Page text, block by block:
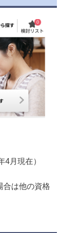
4月現在）
合は他の資格